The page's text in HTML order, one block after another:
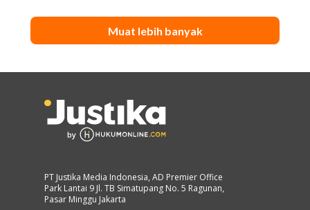
Muat lebih banyak
PT Justika Media Indonesia, AD Premier Office
Park Lantai 9 Jl. TB Simatupang No. 5 Ragunan,
Pasar Minggu Jakarta